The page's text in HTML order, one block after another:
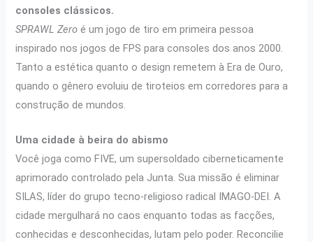
consoles clássicos.
SPRAWL Zero é um jogo de tiro em primeira pessoa
inspirado nos jogos de FPS para consoles dos anos 2000.
Tanto a estética quanto o design remetem à Era de Ouro,
quando o gênero evoluiu de tiroteios em corredores para a
construção de mundos.
Uma cidade à beira do abismo
Você joga como FIVE, um supersoldado ciberneticamente
aprimorado controlado pela Junta. Sua missão é eliminar
SILAS, líder do grupo tecno-religioso radical IMAGO-DEI. A
cidade mergulhará no caos enquanto todas as facções,
conhecidas e desconhecidas, lutam pelo poder. Reconcilie